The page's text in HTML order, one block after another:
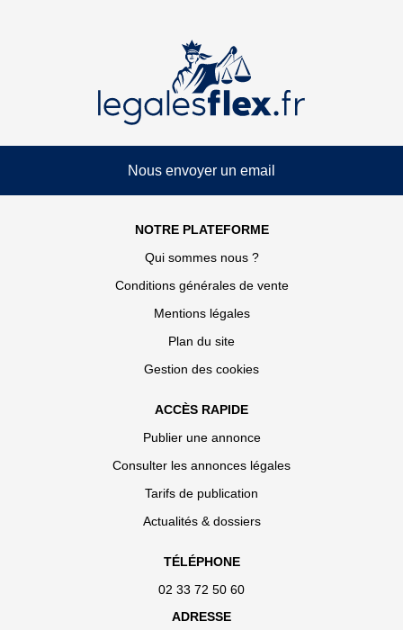
Nous envoyer un email
NOTRE PLATEFORME
Qui sommes nous ?
Conditions générales de vente
Mentions légales
Plan du site
Gestion des cookies
ACCÈS RAPIDE
Publier une annonce
Consulter les annonces légales
Tarifs de publication
Actualités & dossiers
TÉLÉPHONE
02 33 72 50 60
ADRESSE